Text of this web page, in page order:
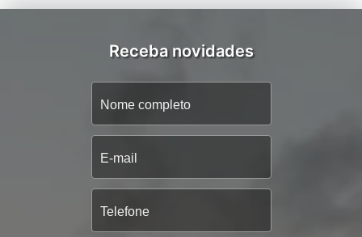
Receba novidades